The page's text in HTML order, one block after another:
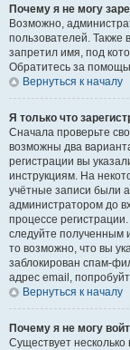
Почему я не могу
Возможно,
пользователей. Также
запретил имя, под
Обратитесь за
Вернуться к началу
Я только что
Сначала проверьте
возможны два
регистрации вы
инструкциям. На
учётные записи были
администратором до
процессе
следуйте полученным
то возможно, что вы
заблокирован спам-
адрес email,
Вернуться к началу
Почему я не могу
Существует